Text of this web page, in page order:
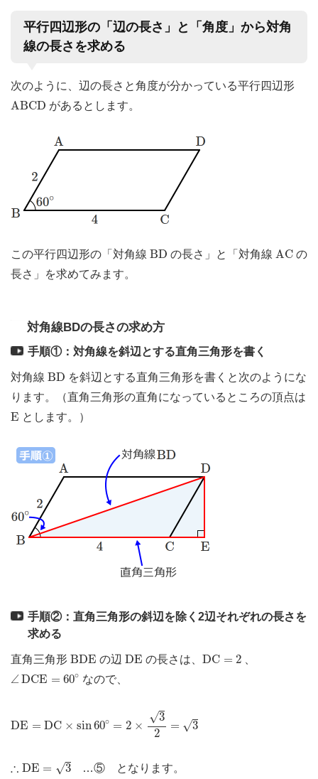
平行四辺形の「辺の長さ」と「角度」から対角
線の長さを求める
次のように、辺の長さと角度が分かっている平行四辺形
ABCD
A BCD があるとします。
この平行四辺形の「対角線 BD
BD の長さ」と「対角線 AC
A C の
長さ」を求めてみます。
対角線BDの長さの求め方
手順①：対角線を斜辺とする直角三角形を書く
対角線 BD
BD を斜辺とする直角三角形を書くと次のようにな
ります。（直角三角形の直角になっているところの頂点は
E
E とします。）
手順②：直角三角形の斜辺を除く2辺それぞれの長さを
求める
直角三角形 BDE
BDE の辺 DE
DE の長さは、 DC = 2
DC=
∠DCE = 60∘
∠D CE= 60∘ なので、
DE = DC × sin60∘ = 2 ×
√3
2
= √3
∴ DE = √3
DE=
…⑤ となります。